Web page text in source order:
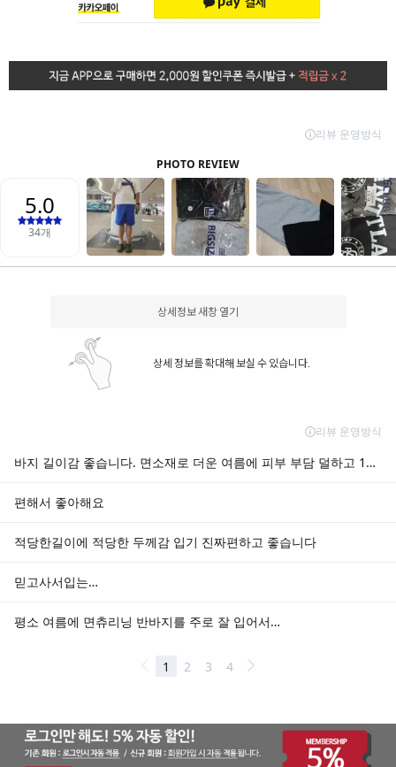
상세정보 새창 열기
상세 정보를 확대해 보실 수 있습니다.